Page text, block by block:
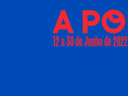
12 a 30 de Junho de 2022